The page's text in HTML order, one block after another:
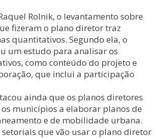
Rolnik, o levantamento sobre
fizeram o plano diretor traz
quantitativos. Segundo ela, o
um estudo para analisar os
como conteúdo do projeto e
que inclui a participação
ainda que os planos diretores
municípios a elaborar planos de
e de mobilidade urbana.
setoriais que vão usar o plano diretor